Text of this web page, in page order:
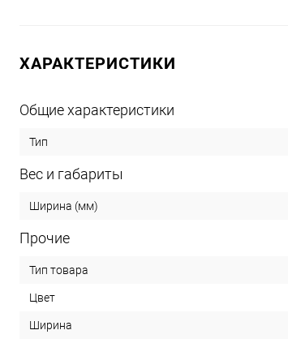
ХАРАКТЕРИСТИКИ
Общие характеристики
Тип
Вес и габариты
Ширина (мм)
Прочие
Тип товара
Цвет
Ширина